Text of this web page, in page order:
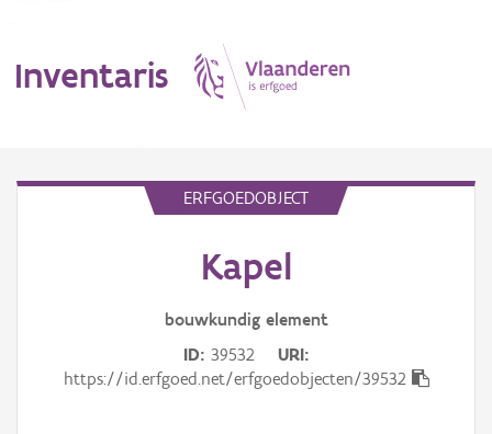
Inventaris
ERFGOEDOBJECT
Kapel
bouwkundig element
ID 39532
URI
https://id.erfgoed.net/erfgoedobjecten/39532